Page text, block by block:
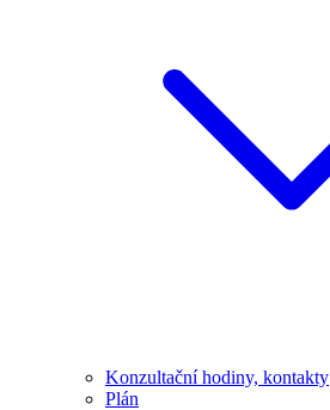
Konzultační hodiny, kontakty
Plán